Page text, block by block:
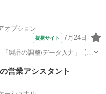
オプション
提携サイト 7月24日
「製品の調整/データ入力」【ア
残業でお小遣い稼ぎ♪ヘアカラ
営業アシスタント